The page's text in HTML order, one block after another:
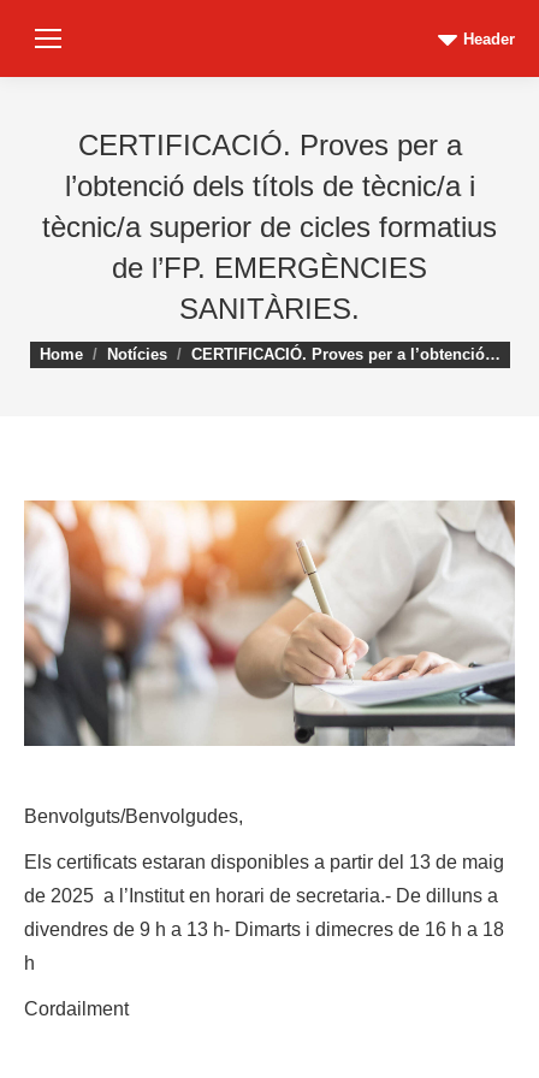
Header
CERTIFICACIÓ. Proves per a
l’obtenció dels títols de tècnic/a i
tècnic/a superior de cicles formatius
de l’FP. EMERGÈNCIES
SANITÀRIES.
You are here:
Home Notícies CERTIFICACIÓ. Proves per a l’obtenció…
Benvolguts/Benvolgudes,
Els certificats estaran disponibles a partir del 13 de maig
de 2025 a l’Institut en horari de secretaria.- De dilluns a
divendres de 9 h a 13 h- Dimarts i dimecres de 16 h a 18
h
Cordailment